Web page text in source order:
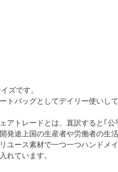
ズです。
トバッグとしてデイリー使いし
アトレードとは、直訳すると｢
発途上国の生産者や労働者の生
ユース素材で一つ一つハンドメ
れています。